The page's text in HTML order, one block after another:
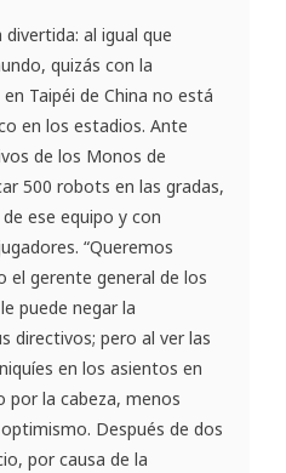
al igual que
quizás con la
Taipéi de China no está
en los estadios. Ante
de los Monos de
500 robots en las gradas,
ese equipo y con
“Queremos
el gerente general de los
puede negar la
directivos; pero al ver las
en los asientos en
por la cabeza, menos
Después de dos
por causa de la